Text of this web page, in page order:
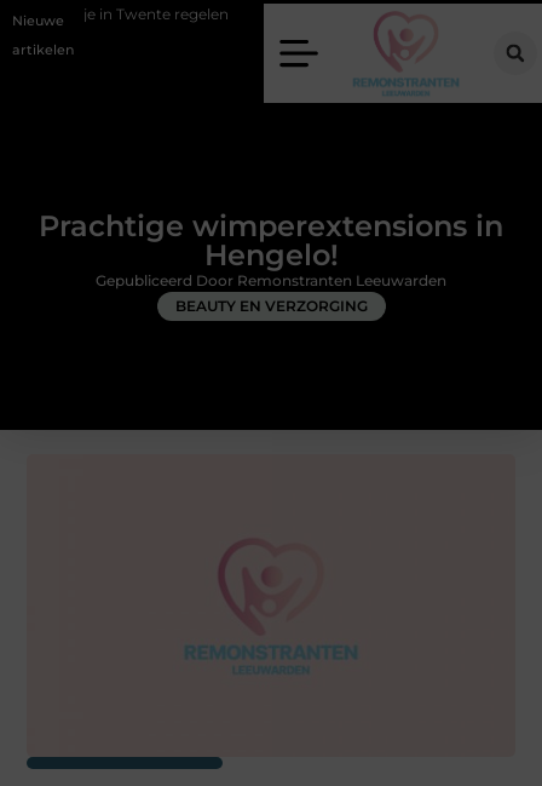
Nieuwe
artikelen
regelen Wat zero-click search betekent voor de toekomst van
Prachtige wimperextensions in
Hengelo!
BEAUTY EN VERZORGING
Gepubliceerd Door Remonstranten Leeuwarden